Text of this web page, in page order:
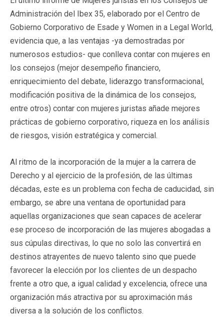
Administración del Ibex 35, elaborado por el Centro de
Gobierno Corporativo de Esade y Women in a Legal World,
evidencia que, a las ventajas -ya demostradas por
numerosos estudios- que conlleva contar con mujeres en
los consejos (mejor desempeño financiero,
enriquecimiento del debate, liderazgo transformacional,
modificación positiva de la dinámica de los consejos,
entre otros) contar con mujeres juristas añade mejores
prácticas de gobierno corporativo, riqueza en los análisis
de riesgos, visión estratégica y comercial.
Al ritmo de la incorporación de la mujer a la carrera de
Derecho y al ejercicio de la profesión, de las últimas
décadas, este es un problema con fecha de caducidad, sin
embargo, se abre una ventana de oportunidad para
aquellas organizaciones que sean capaces de acelerar
ese proceso de incorporación de las mujeres abogadas a
sus cúpulas directivas, lo que no solo las convertirá en
destinos atrayentes de nuevo talento sino que puede
favorecer la elección por los clientes de un despacho
frente a otro que, a igual calidad y excelencia, ofrece una
organización más atractiva por su aproximación más
diversa a la solución de los conflictos.